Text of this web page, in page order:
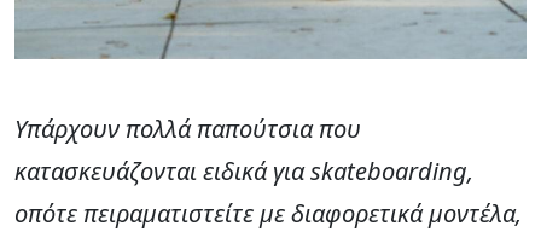
Υπάρχουν πολλά παπούτσια που
κατασκευάζονται ειδικά για skateboarding,
οπότε πειραματιστείτε με διαφορετικά μοντέλα,